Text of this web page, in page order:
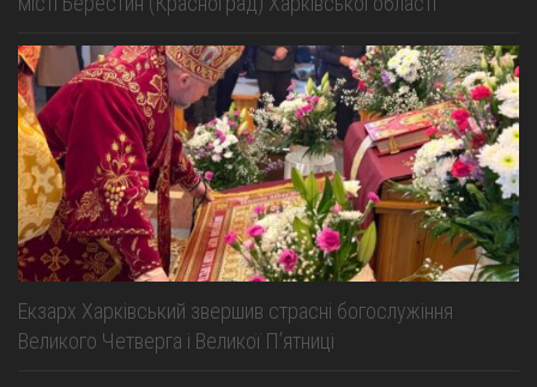
Екзарх Харківський звершив страсні богослужіння
Великого Четверга і Великої Пʼятниці